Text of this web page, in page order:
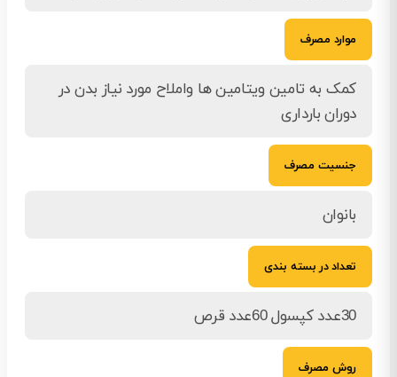
موارد مصرف
کمک به تامین ویتامین ها واملاح مورد نیاز بدن در
دوران بارداری
جنسیت مصرف
بانوان
تعداد در بسته بندی
30عدد کپسول 60عدد قرص
روش مصرف